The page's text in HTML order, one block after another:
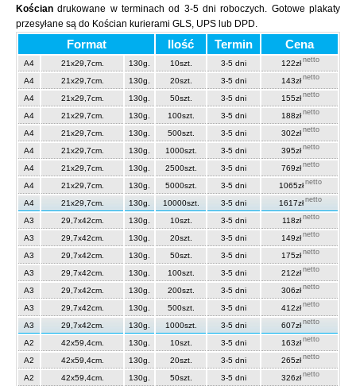
Kościan drukowane w terminach od 3-5 dni roboczych. Gotowe plakaty
przesyłane są do Kościan kurierami GLS, UPS lub DPD.
Format Ilość Termin Cena
A4 21x29,7cm. 130g. 10szt. 3-5 dni 122zł netto
A4 21x29,7cm. 130g. 20szt. 3-5 dni 143zł netto
A4 21x29,7cm. 130g. 50szt. 3-5 dni 155zł netto
A4 21x29,7cm. 130g. 100szt. 3-5 dni 188zł netto
A4 21x29,7cm. 130g. 500szt. 3-5 dni 302zł netto
A4 21x29,7cm. 130g. 1000szt. 3-5 dni 395zł netto
A4 21x29,7cm. 130g. 2500szt. 3-5 dni 769zł netto
A4 21x29,7cm. 130g. 5000szt. 3-5 dni 1065zł netto
A4 21x29,7cm. 130g. 10000szt. 3-5 dni 1617zł netto
A3 29,7x42cm. 130g. 10szt. 3-5 dni 118zł netto
A3 29,7x42cm. 130g. 20szt. 3-5 dni 149zł netto
A3 29,7x42cm. 130g. 50szt. 3-5 dni 175zł netto
A3 29,7x42cm. 130g. 100szt. 3-5 dni 212zł netto
A3 29,7x42cm. 130g. 200szt. 3-5 dni 306zł netto
A3 29,7x42cm. 130g. 500szt. 3-5 dni 412zł netto
A3 29,7x42cm. 130g. 1000szt. 3-5 dni 607zł netto
A2 42x59,4cm. 130g. 10szt. 3-5 dni 163zł netto
A2 42x59,4cm. 130g. 20szt. 3-5 dni 265zł netto
A2 42x59,4cm. 130g. 50szt. 3-5 dni 326zł netto